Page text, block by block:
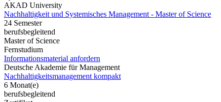
AKAD University
Nachhaltigkeit und Systemisches Management - Master of Science
24 Semester
berufsbegleitend
Master of Science
Fernstudium
Informationsmaterial anfordern
Deutsche Akademie für Management
Nachhaltigkeitsmanagement kompakt
6 Monat(e)
berufsbegleitend